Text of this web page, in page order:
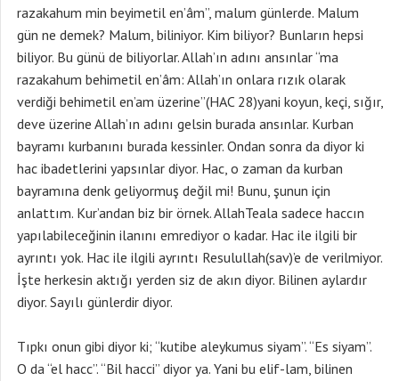
razakahum min beyimetil en’âm”, malum günlerde. Malum
gün ne demek? Malum, biliniyor. Kim biliyor? Bunların hepsi
biliyor. Bu günü de biliyorlar. Allah’ın adını ansınlar “ma
razakahum behimetil en’âm: Allah’ın onlara rızık olarak
verdiği behimetil en’am üzerine”(HAC 28)yani koyun, keçi, sığır,
deve üzerine Allah’ın adını gelsin burada ansınlar. Kurban
bayramı kurbanını burada kessinler. Ondan sonra da diyor ki
hac ibadetlerini yapsınlar diyor. Hac, o zaman da kurban
bayramına denk geliyormuş değil mi! Bunu, şunun için
anlattım. Kur’andan biz bir örnek. AllahTeala sadece haccın
yapılabileceğinin ilanını emrediyor o kadar. Hac ile ilgili bir
ayrıntı yok. Hac ile ilgili ayrıntı Resulullah(sav)’e de verilmiyor.
İşte herkesin aktığı yerden siz de akın diyor. Bilinen aylardır
diyor. Sayılı günlerdir diyor.
Tıpkı onun gibi diyor ki; “kutibe aleykumus siyam”. “Es siyam”.
O da “el hacc”. “Bil hacci” diyor ya. Yani bu elif-lam, bilinen